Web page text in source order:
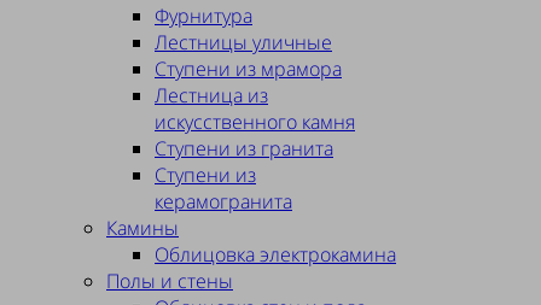
Фурнитура
Лестницы уличные
Ступени из мрамора
Лестница из
искусственного камня
Ступени из гранита
Ступени из
керамогранита
Камины
Облицовка электрокамина
Полы и стены